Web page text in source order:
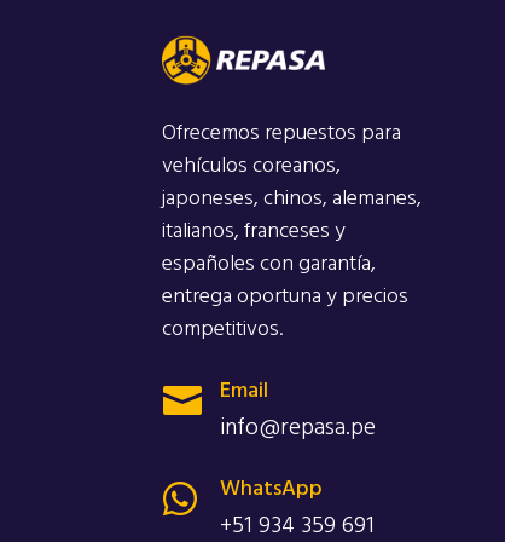
Ofrecemos repuestos para
vehículos coreanos,
japoneses, chinos, alemanes,
italianos, franceses y
españoles con garantía,
entrega oportuna y precios
competitivos.
 Email
info@repasa.pe

WhatsApp
+51 934 359 691